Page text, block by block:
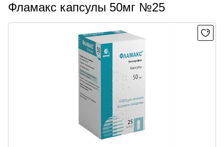
Фламакс капсулы 50мг №25